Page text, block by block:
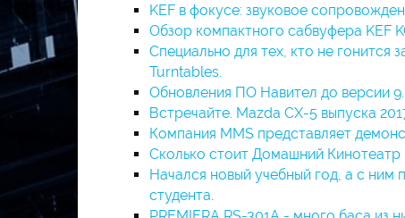
KEF в фокусе: звуковое
Обзор компактного сабвуфера KEF
Специально для тех, кто не
Turntables.
Обновления ПО Навител до версии
Встречайте. Mazda СХ-5 выпуска
Компания MMS представляет
Сколько стоит Домашний Кинотеатр
Начался новый учебный год, а с ним
студента.